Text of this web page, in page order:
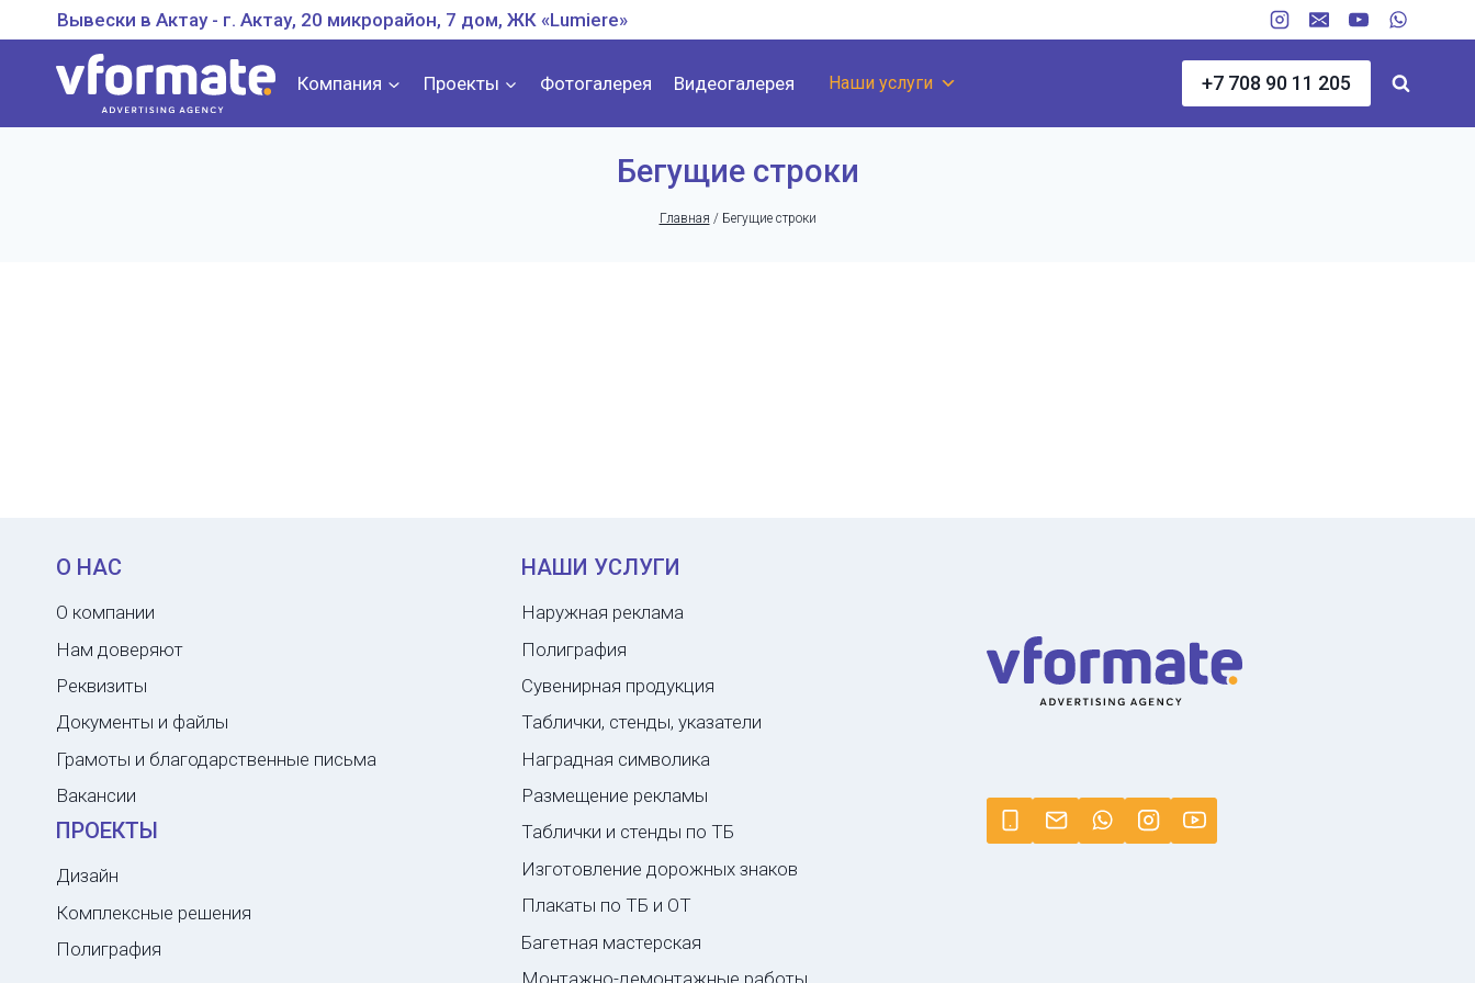
Перейти
к
содержанию
Вывески в Актау - г. Актау, 20 микрорайон, 7 дом, ЖК «Lumiere»
Компания Проекты Фотогалерея Видеогалерея Наши услуги +7 708 90 11 205
Бегущие строки
Главная / Бегущие строки
О НАС
О компании
Нам доверяют
Реквизиты
Документы и файлы
Грамоты и благодарственные письма
Вакансии
ПРОЕКТЫ
Дизайн
Комплексные решения
Полиграфия
НАШИ УСЛУГИ
Наружная реклама
Полиграфия
Сувенирная продукция
Таблички, стенды, указатели
Наградная символика
Размещение рекламы
Таблички и стенды по ТБ
Изготовление дорожных знаков
Плакаты по ТБ и ОТ
Багетная мастерская
Монтажно-демонтажные работы